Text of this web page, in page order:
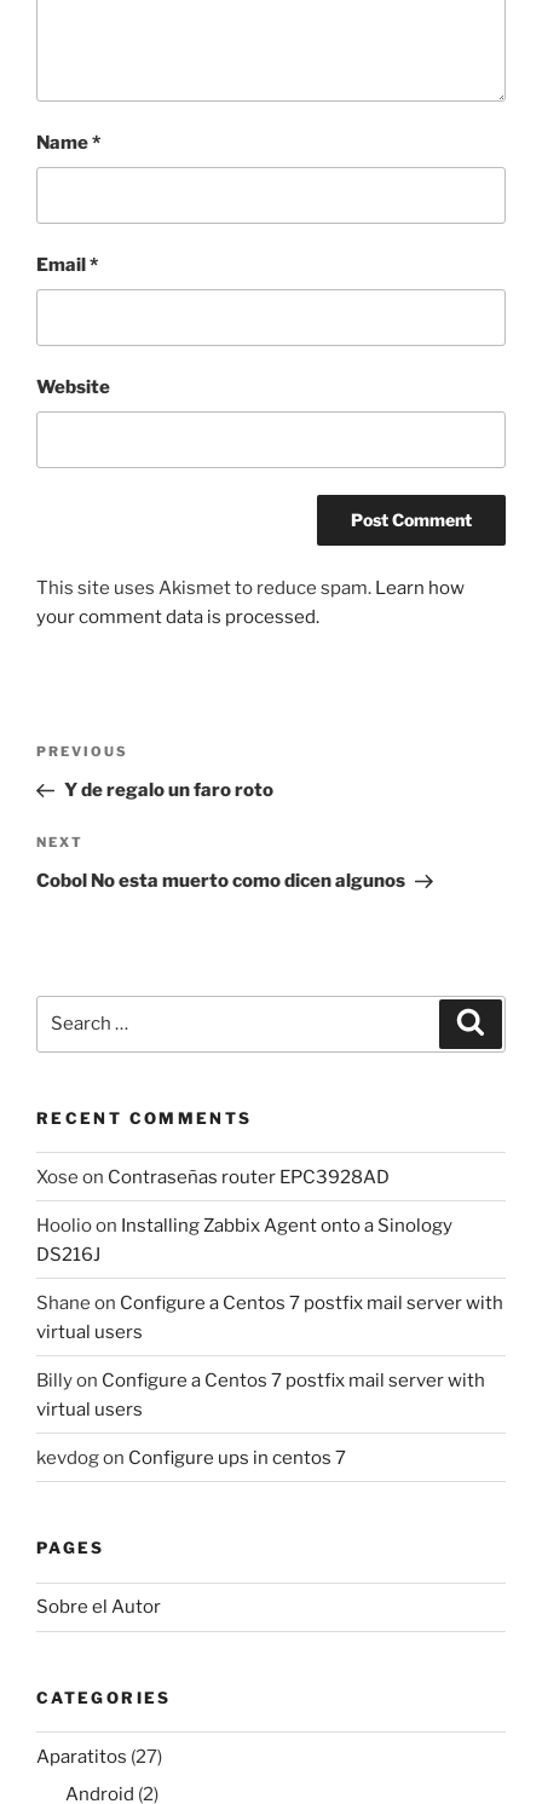
Name*
Email *
Website
This site uses Akismet to reduce spam. Learn how
your comment data is processed.
Previous
Post
PREVIOUS
Y de regalo un faro roto
Next
Post
NEXT
Cobol No esta muerto como dicen algunos
RECENT COMMENTS
Xose on Contraseñas router EPC3928AD
Hoolioon Installing Zabbix Agent onto a Sinology
DS216J
Shane on Configure a Centos 7 postfix mail server with
virtual users
Billyon Configure a Centos 7 postfix mail server with
virtual users
kevdogon Configure ups in centos 7
PAGES
Sobre el Autor
CATEGORIES
Aparatitos (27)
Android (2)